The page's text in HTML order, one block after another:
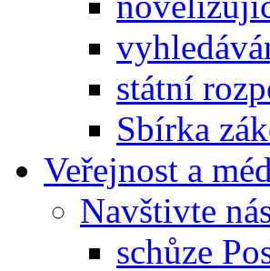
státní
Sbírka
Veřejnost a
Navštivte
schůze